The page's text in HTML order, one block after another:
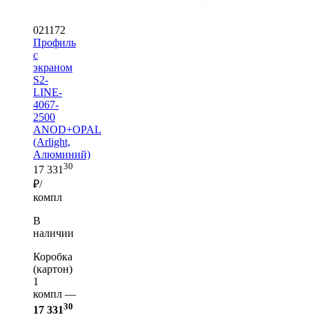
021172
Профиль
с
экраном
S2-
LINE-
4067-
2500
ANOD+OPAL
(Arlight,
Алюминий)
17 331 30
₽/
компл
В
наличии
Коробка
(картон)
1
компл —
17 33130